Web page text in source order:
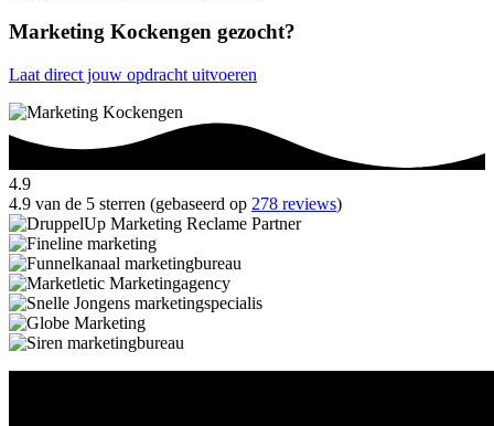
Marketing Kockengen gezocht?
Laat direct jouw opdracht uitvoeren
4.9
4.9 van de 5 sterren (gebaseerd op 278 reviews)